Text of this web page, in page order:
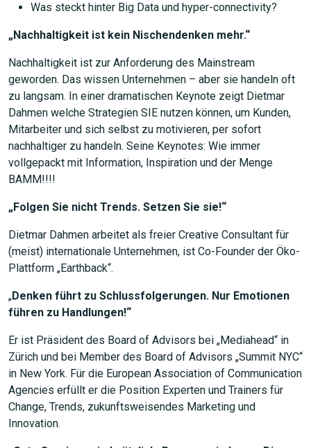
Was steckt hinter Big Data und hyper-connectivity?
„Nachhaltigkeit ist kein Nischendenken mehr.“
Nachhaltigkeit ist zur Anforderung des Mainstream
geworden. Das wissen Unternehmen – aber sie handeln oft
zu langsam. In einer dramatischen Keynote zeigt Dietmar
Dahmen welche Strategien SIE nutzen können, um Kunden,
Mitarbeiter und sich selbst zu motivieren, per sofort
nachhaltiger zu handeln. Seine Keynotes: Wie immer
vollgepackt mit Information, Inspiration und der Menge
BAMM!!!!
„Folgen Sie nicht Trends. Setzen Sie sie!“
Dietmar Dahmen arbeitet als freier Creative Consultant für
(meist) internationale Unternehmen, ist Co-Founder der Öko-
Plattform „Earthback“.
„Denken führt zu Schlussfolgerungen. Nur Emotionen
führen zu Handlungen!“
Er ist Präsident des Board of Advisors bei „Mediahead“ in
Zürich und bei Member des Board of Advisors „Summit NYC“
in New York. Für die European Association of Communication
Agencies erfüllt er die Position Experten und Trainers für
Change, Trends, zukunftsweisendes Marketing und
Innovation.